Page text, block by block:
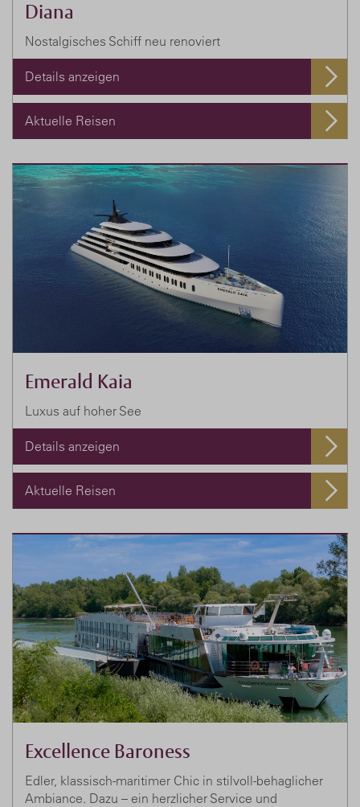
Diana
Nostalgisches Schiff neu renoviert
Details anzeigen
Aktuelle Reisen
Emerald Kaia
Luxus auf hoher See
Details anzeigen
Aktuelle Reisen
Excellence Baroness
Edler, klassisch-maritimer Chic in stilvoll-behaglicher
Ambiance. Dazu – ein herzlicher Service und